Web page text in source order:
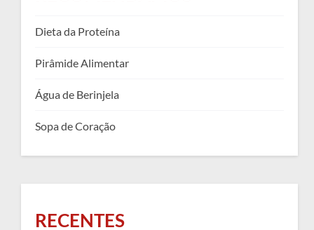
Dieta da Proteína
Pirâmide Alimentar
Água de Berinjela
Sopa de Coração
RECENTES